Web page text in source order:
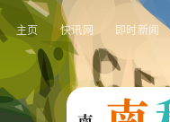
主页 快讯网 即时新闻